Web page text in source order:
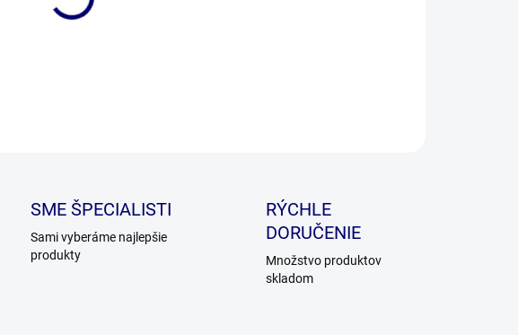
SME ŠPECIALISTI
Sami vyberáme najlepšie
produkty
RÝCHLE
DORUČENIE
Množstvo produktov
skladom